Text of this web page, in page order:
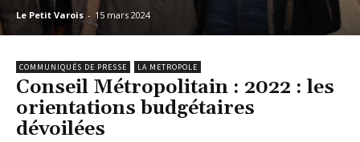
Le Petit Varois - 15 mars 2024
COMMUNIQUÉS DE PRESSE LA METROPOLE
Conseil Métropolitain : 2022 : les
orientations budgétaires
dévoilées